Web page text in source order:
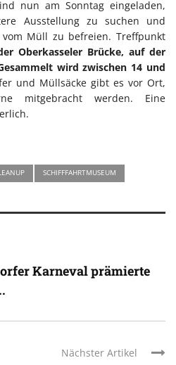
nun am Sonntag eingeladen,
Ausstellung zu suchen und
Müll zu befreien. Treffpunkt
Oberkasseler Brücke, auf der
wird zwischen 14 und
und Müllsäcke gibt es vor Ort,
mitgebracht werden. Eine
SCHIFFFAHRTMUSEUM
Karneval prämierte
Nächster Artikel